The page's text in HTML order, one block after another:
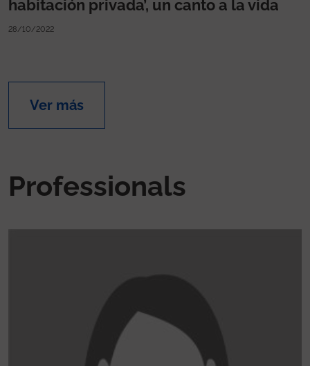
habitación privada’, un canto a la vida
28/10/2022
Ver más
Professionals